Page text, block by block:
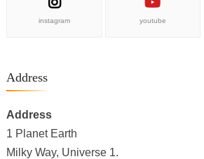
instagram youtube
Address
Address
1 Planet Earth
Milky Way, Universe 1.